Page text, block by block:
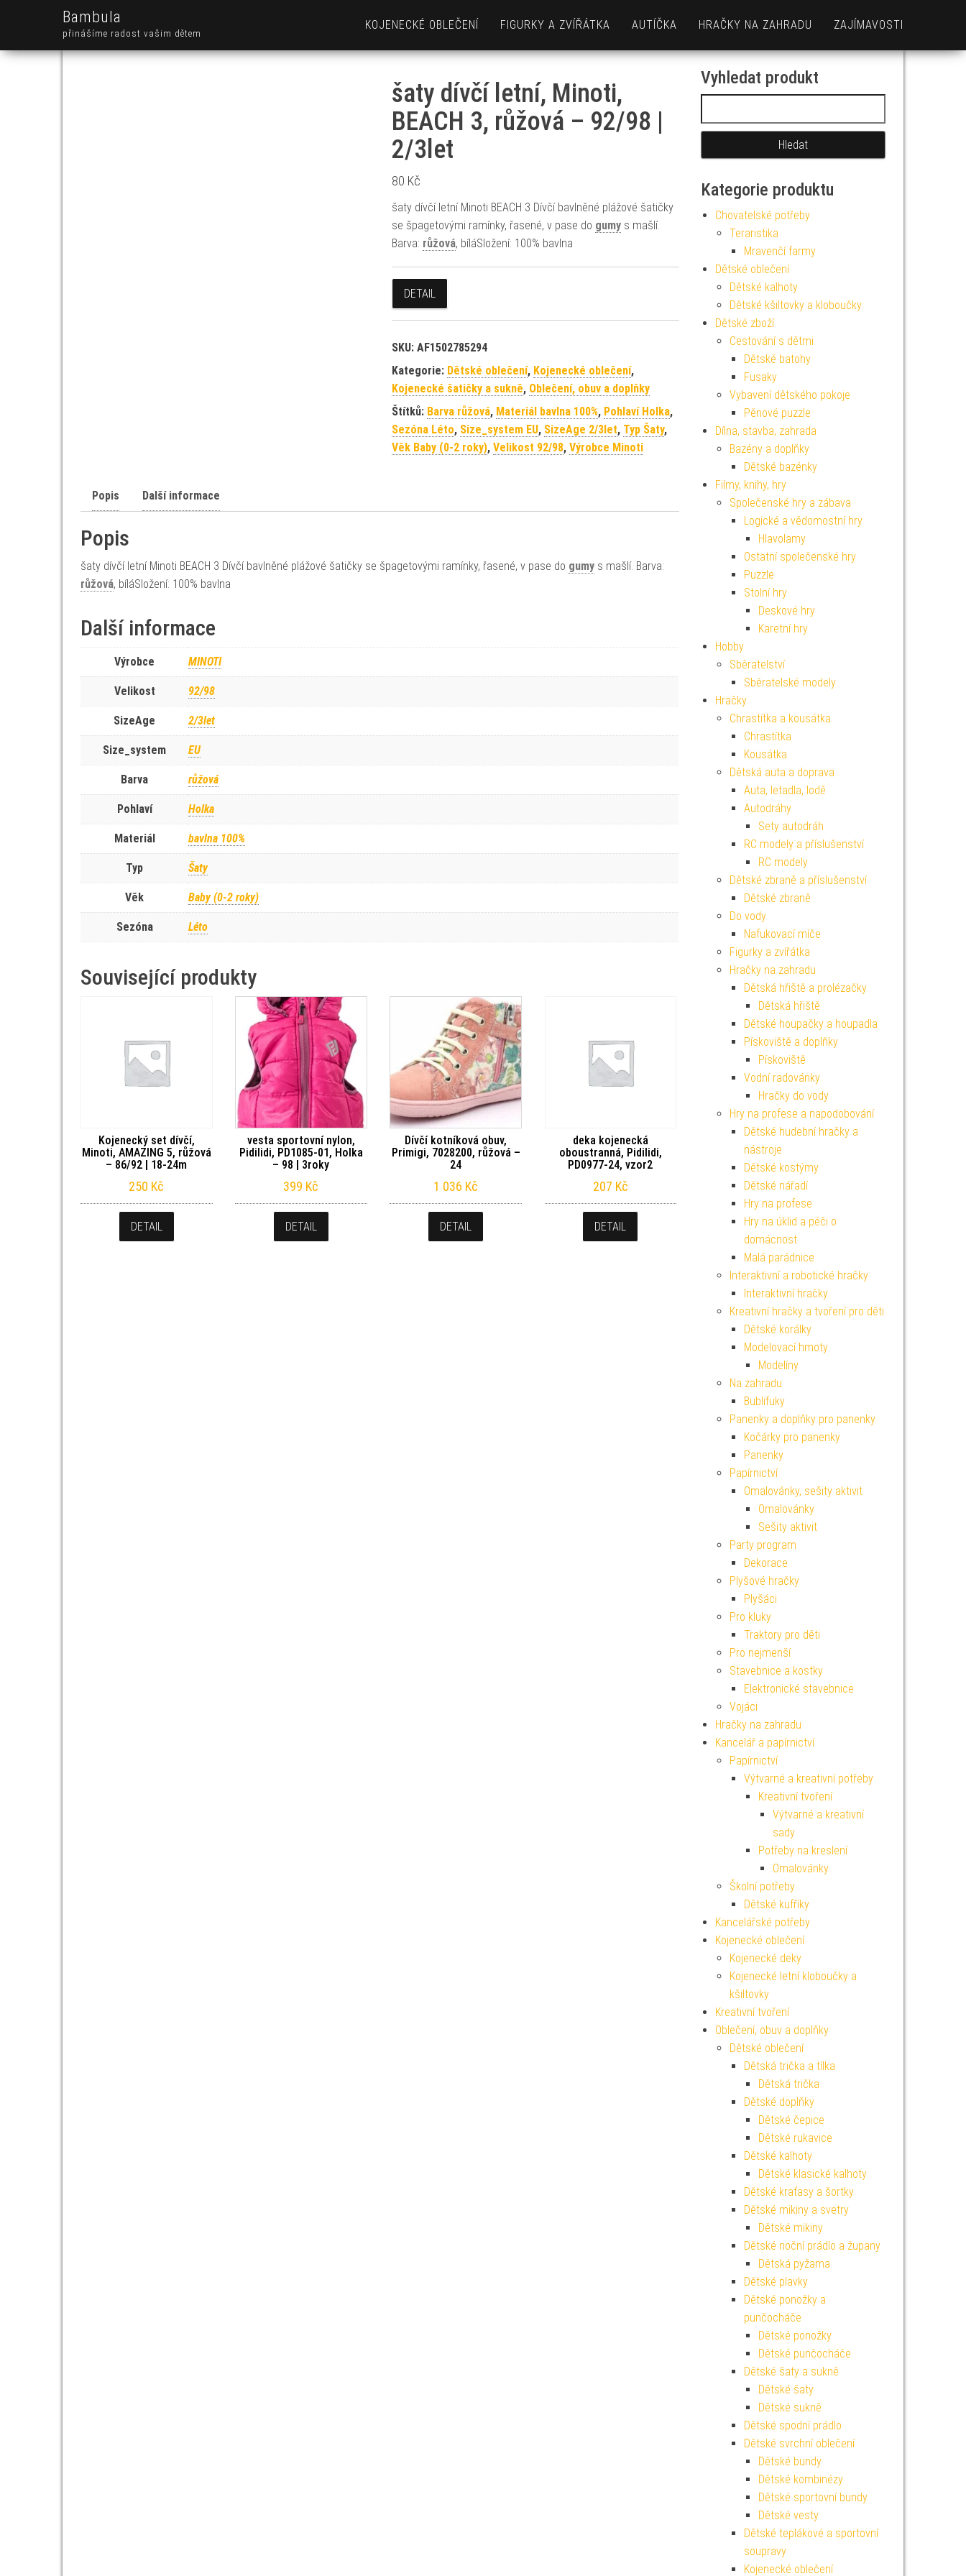
Bambula
přinášíme radost vašim dětem
KOJENECKÉ OBLEČENÍ FIGURKY A ZVÍŘÁTKA AUTÍČKA HRAČKY NA ZAHRADU ZAJÍMAVOSTI
šaty dívčí letní, Minoti,
BEACH 3, růžová – 92/98 |
2/3let
80 Kč
šaty dívčí letní Minoti BEACH 3 Dívčí bavlněné plážové šatičky
se špagetovými ramínky, řasené, v pase do gumys mašlí.
Barva: růžová, bíláSložení: 100% bavlna
DETAIL
SKU: AF1502785294
Kategorie: Dětské oblečení, Kojenecké oblečení,
Kojenecké šatičky a sukně, Oblečení, obuv a doplňky
Štítků: Barva růžová, Materiál bavlna 100%, Pohlaví Holka,
Sezóna Léto, Size_system EU, SizeAge 2/3let, Typ Šaty,
Věk Baby (0-2 roky), Velikost 92/98, Výrobce Minoti
Popis Další informace
Popis
šaty dívčí letní Minoti BEACH 3 Dívčí bavlněné plážové šatičky se špagetovými ramínky, řasené, v pase do gumy s mašlí. Barva:
růžová, bíláSložení: 100% bavlna
Další informace
Výrobce MINOTI
Velikost 92/98
SizeAge 2/3let
Size_system EU
Barva růžová
Pohlaví Holka
Materiál bavlna 100%
Typ Šaty
Věk Baby (0-2 roky)
Sezóna Léto
Související produkty
Kojenecký set dívčí,
Minoti, AMAZING 5, růžová
– 86/92 | 18-24m
250 Kč
DETAIL
vesta sportovní nylon,
Pidilidi, PD1085-01, Holka
– 98 | 3roky
399 Kč
DETAIL
Dívčí kotníková obuv,
Primigi, 7028200, růžová –
24
1 036 Kč
DETAIL
deka kojenecká
oboustranná, Pidilidi,
PD0977-24, vzor2
207 Kč
DETAIL
Vyhledat produkt
Kategorie produktu
Chovatelské potřeby
Teraristika
Mravenčí farmy
Dětské oblečení
Dětské kalhoty
Dětské kšiltovky a kloboučky
Dětské zboží
Cestování s dětmi
Dětské batohy
Fusaky
Vybavení dětského pokoje
Pěnové puzzle
Dílna, stavba, zahrada
Bazény a doplňky
Dětské bazénky
Filmy, knihy, hry
Společenské hry a zábava
Logické a vědomostní hry
Hlavolamy
Ostatní společenské hry
Puzzle
Stolní hry
Deskové hry
Karetní hry
Hobby
Sběratelství
Sběratelské modely
Hračky
Chrastítka a kousátka
Chrastítka
Kousátka
Dětská auta a doprava
Auta, letadla, lodě
Autodráhy
Sety autodráh
RC modely a příslušenství
RC modely
Dětské zbraně a příslušenství
Dětské zbraně
Do vody
Nafukovací míče
Figurky a zvířátka
Hračky na zahradu
Dětská hřiště a prolézačky
Dětská hřiště
Dětské houpačky a houpadla
Pískoviště a doplňky
Pískoviště
Vodní radovánky
Hračky do vody
Hry na profese a napodobování
Dětské hudební hračky a
nástroje
Dětské kostýmy
Dětské nářadí
Hry na profese
Hry na úklid a péči o
domácnost
Malá parádnice
Interaktivní a robotické hračky
Interaktivní hračky
Kreativní hračky a tvoření pro děti
Dětské korálky
Modelovací hmoty
Modelíny
Na zahradu
Bublifuky
Panenky a doplňky pro panenky
Kočárky pro panenky
Panenky
Papírnictví
Omalovánky, sešity aktivit
Omalovánky
Sešity aktivit
Party program
Dekorace
Plyšové hračky
Plyšáci
Pro kluky
Traktory pro děti
Pro nejmenší
Stavebnice a kostky
Elektronické stavebnice
Vojáci
Hračky na zahradu
Kancelář a papírnictví
Papírnictví
Výtvarné a kreativní potřeby
Kreativní tvoření
Výtvarné a kreativní
sady
Potřeby na kreslení
Omalovánky
Školní potřeby
Dětské kufříky
Kancelářské potřeby
Kojenecké oblečení
Kojenecké deky
Kojenecké letní kloboučky a
kšiltovky
Kreativní tvoření
Oblečení, obuv a doplňky
Dětské oblečení
Dětská trička a tílka
Dětská trička
Dětské doplňky
Dětské čepice
Dětské rukavice
Dětské kalhoty
Dětské klasické kalhoty
Dětské kraťasy a šortky
Dětské mikiny a svetry
Dětské mikiny
Dětské noční prádlo a župany
Dětská pyžama
Dětské plavky
Dětské ponožky a
punčocháče
Dětské ponožky
Dětské punčocháče
Dětské šaty a sukně
Dětské šaty
Dětské sukně
Dětské spodní prádlo
Dětské svrchní oblečení
Dětské bundy
Dětské kombinézy
Dětské sportovní bundy
Dětské vesty
Dětské teplákové a sportovní
soupravy
Kojenecké oblečení